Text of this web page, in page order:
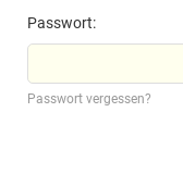
Passwort:
Passwort vergessen?